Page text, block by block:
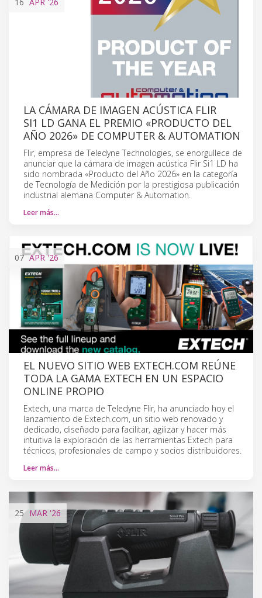
LA CÁMARA DE IMAGEN ACÚSTICA FLIR
SI1 LD GANA EL PREMIO «PRODUCTO DEL
AÑO 2026» DE COMPUTER & AUTOMATION
Flir, empresa de Teledyne Technologies, se enorgullece de
anunciar que la cámara de imagen acústica Flir Si1 LD ha
sido nombrada «Producto del Año 2026» en la categoría
de Tecnología de Medición por la prestigiosa publicación
industrial alemana Computer & Automation.
Leer más…
07 APR'26
EL NUEVO SITIO WEB EXTECH.COM REÚNE
TODA LA GAMA EXTECH EN UN ESPACIO
ONLINE PROPIO
Extech, una marca de Teledyne Flir, ha anunciado hoy el
lanzamiento de Extech.com, un sitio web renovado y
dedicado, diseñado para facilitar, agilizar y hacer más
intuitiva la exploración de las herramientas Extech para
técnicos, profesionales de campo y socios distribuidores.
Leer más…
25 MAR '26